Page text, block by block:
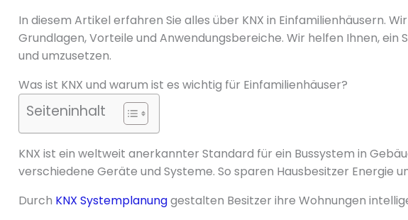
In diesem Artikel erfahren Sie alles über KNX in Einfamilienhäusern.
Grundlagen, Vorteile und Anwendungsbereiche. Wir helfen Ihnen, ein
und umzusetzen.
Was ist KNX und warum ist es wichtig für Einfamilienhäuser?
Seiteninhalt
KNX ist ein weltweit anerkannter Standard für ein Bussystem in
verschiedene Geräte und Systeme. So sparen Hausbesitzer Energie
Durch KNX Systemplanunggestalten Besitzer ihre Wohnungen